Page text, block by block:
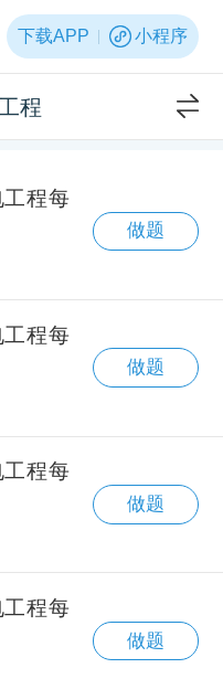
下载APP 小程序
程
程每
做题
程每
做题
程每
做题
程每
做题